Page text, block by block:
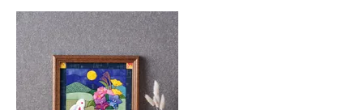
meeting_room ログイン person 会員登録